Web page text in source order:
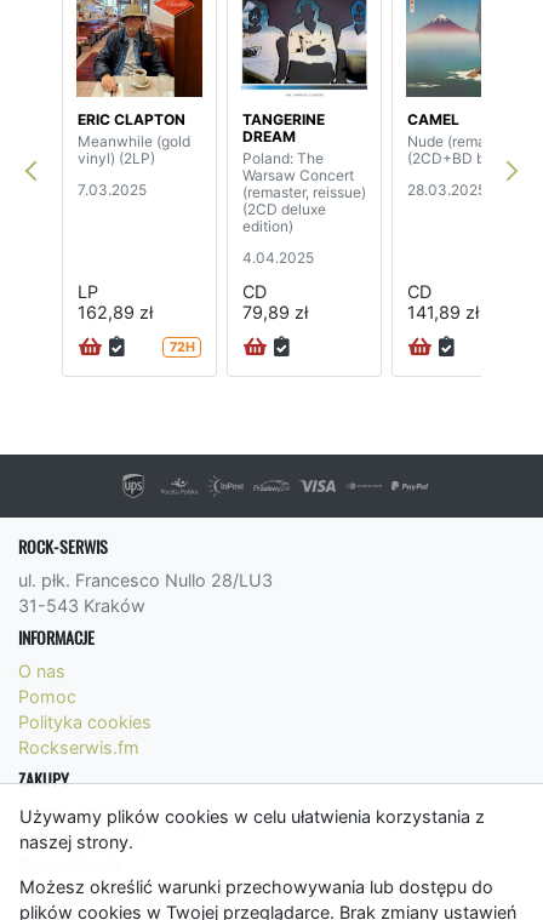
Używamy plików cookies w celu ułatwienia korzystania z
naszej strony.
Możesz określić warunki przechowywania lub dostępu do
plików cookies w Twojej przeglądarce. Brak zmiany ustawień
ERIC CLAPTON
Meanwhile (gold
vinyl) (2LP)
7.03.2025
LP
162,89 zł
72H
TANGERINE
DREAM
Poland: The
Warsaw Concert
(remaster, reissue)
(2CD deluxe
edition)
4.04.2025
CD
79,89 zł
CAMEL
Nude (remaster)
(2CD+BD boxset)
28.03.2025
CD
141,89 zł
ROCK-SERWIS
ul. płk. Francesco Nullo 28/LU3
31-543 Kraków
INFORMACJE
O nas
Pomoc
Polityka cookies
Rockserwis.fm
ZAKUPY
Formy płatności
Koszty wysyłki
Regulamin